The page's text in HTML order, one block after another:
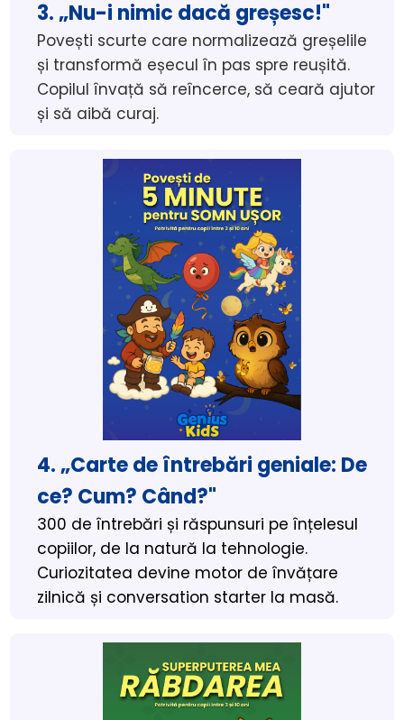
3. „Nu-i nimic dacă greșesc!"
Povești scurte care normalizează greșelile
și transformă eșecul în pas spre reușită.
Copilul învață să reîncerce, să ceară ajutor
și să aibă curaj.
4. „Carte de întrebări geniale: De
ce? Cum? Când?"
300 de întrebări și răspunsuri pe înțelesul
copiilor, de la natură la tehnologie.
Curiozitatea devine motor de învățare
zilnică și conversation starter la masă.